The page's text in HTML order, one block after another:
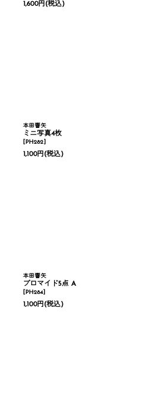
1,600円(税込)
本田響矢
ミニ写真4枚
[PH282]
1,100円(税込)
本田響矢
ブロマイド5点 A
[PH284]
1,100円(税込)